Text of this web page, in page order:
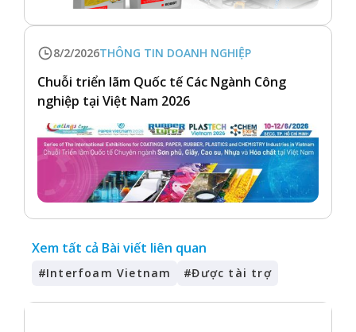
8/2/2026THÔNG TIN DOANH NGHIỆP
Chuỗi triển lãm Quốc tế Các Ngành Công
nghiệp tại Việt Nam 2026
Xem tất cả Bài viết liên quan
#Interfoam Vietnam #Được tài trợ